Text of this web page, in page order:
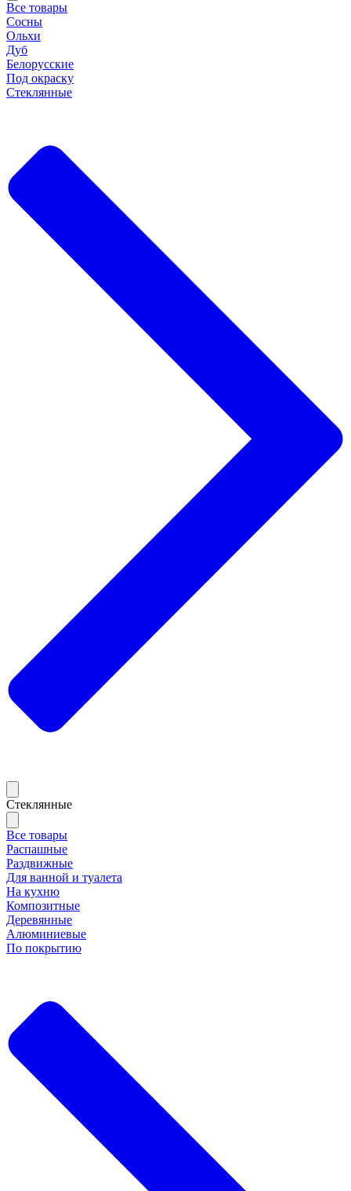
Все товары
Сосны
Ольхи
Дуб
Белорусские
Под окраску
Стеклянные
Стеклянные
Все товары
Распашные
Раздвижные
Для ванной и туалета
На кухню
Композитные
Деревянные
Алюминиевые
По покрытию